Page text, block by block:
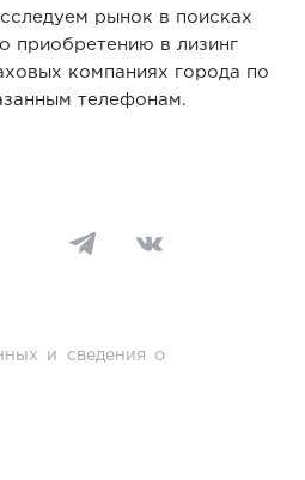
рынок в поисках
приобретению в лизинг
компаниях города по
телефонам.
и сведения о